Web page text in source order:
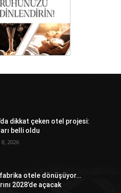
dikkat çeken otel projesi:
belli oldu
2026
otele dönüşüyor…
2028’de açacak